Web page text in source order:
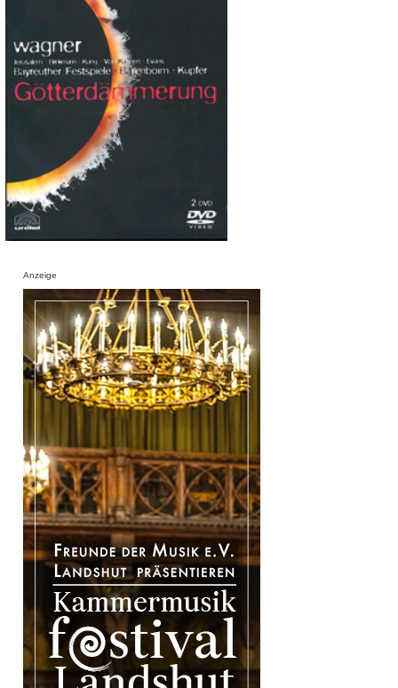
Anzeige